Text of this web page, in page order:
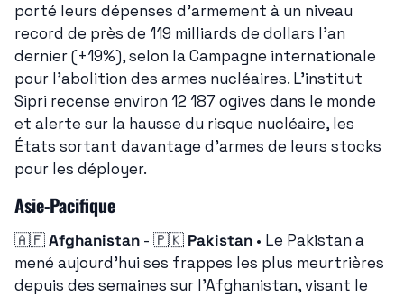
porté leurs dépenses d'armement à un niveau
record de près de 119 milliards de dollars l'an
dernier (+19%), selon la Campagne internationale
pour l'abolition des armes nucléaires. L'institut
Sipri recense environ 12 187 ogives dans le monde
et alerte sur la hausse du risque nucléaire, les
États sortant davantage d'armes de leurs stocks
pour les déployer.
Asie-Pacifique
🇦🇫Afghanistan - 🇵🇰 Pakistan • Le Pakistan a
mené aujourd'hui ses frappes les plus meurtrières
depuis des semaines sur l'Afghanistan, visant le